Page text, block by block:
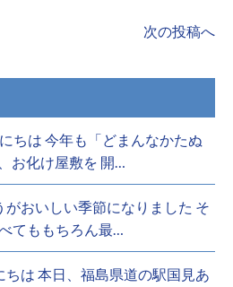
次の投稿へ
ちは 今年も「どまんなかたぬ
お化け屋敷を 開…
おいしい季節になりました そ
てももちろん最…
は 本日、福島県道の駅国見あ